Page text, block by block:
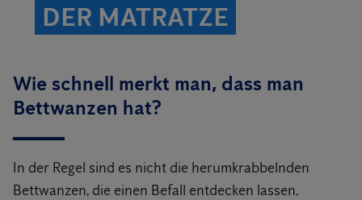
DER MATRATZE
Wie schnell merkt man, dass man
Bettwanzen hat?
In der Regel sind es nicht die herumkrabbelnden
Bettwanzen, die einen Befall entdecken lassen,